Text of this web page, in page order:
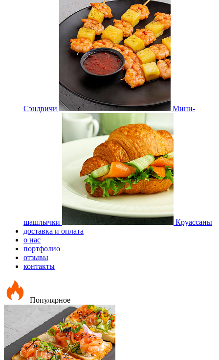
Сэндвичи Мини-
шашлычки
Круассаны
доставка и оплата
о нас
портфолио
отзывы
контакты
Популярное